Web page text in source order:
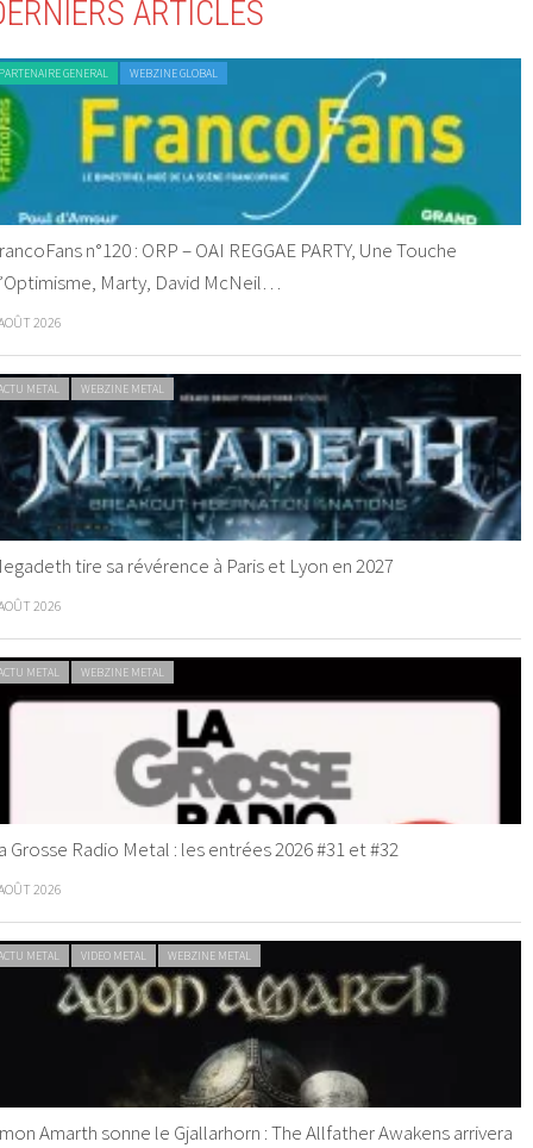
ARTICLES
GENERAL WEBZINE GLOBAL
n°120 : ORP – OAI REGGAE PARTY, Une Touche
Marty, David McNeil…
2026
METAL WEBZINE METAL
tire sa révérence à Paris et Lyon en 2027
2026
METAL WEBZINE METAL
Grosse Radio Metal : les entrées 2026 #31 et #32
2026
METAL VIDEO METAL WEBZINE METAL
Amarth sonne le Gjallarhorn : The Allfather Awakens arrivera